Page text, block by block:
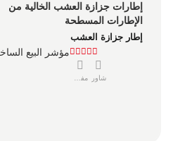
الإطارات المسطحة
إطار جزازة العشب
مؤشر البيع
شاور